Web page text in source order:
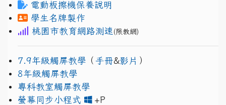
電動板擦機保養說明
學生名牌製作
桃園市教育網路測速 (限教網)
7.9年級觸屏教學 （ 手冊&影片 ）
8年級觸屏教學
專科教室觸屏教學
螢幕同步小程式
+P